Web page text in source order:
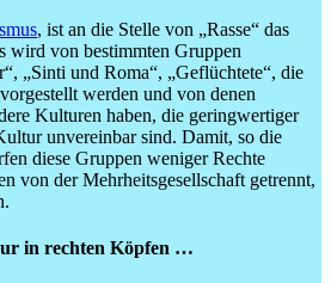
, ist an die Stelle von „Rasse“ das
wird von bestimmten Gruppen
„Sinti und Roma“, „Geflüchtete“, die
werden und von denen
Kulturen haben, die geringwertiger
unvereinbar sind. Damit, so die
diese Gruppen weniger Rechte
von der Mehrheitsgesellschaft getrennt,
in rechten Köpfen …